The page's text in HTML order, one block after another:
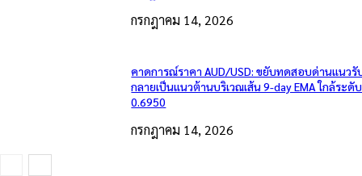
กรกฎาคม 14, 2026
คาดการณ์ราคา AUD/USD: ขยับทดสอบด่านแนวรั
กลายเป็นแนวต้านบริเวณเส้น 9-day EMA ใกล้ระดับ
0.6950
กรกฎาคม 14, 2026